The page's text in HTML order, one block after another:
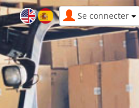
Se connecter